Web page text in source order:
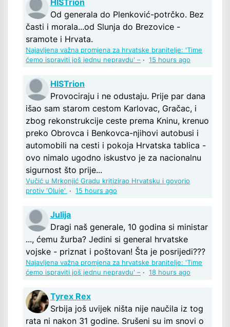
HISTrion
Od generala do Plenković-potrčko. Bez
časti i morala...od Slunja do Brezovice -
sramote i Hrvata.
Najavljena važna promjena za hrvatske branitelje: 'Time
ćemo ispraviti još jednu nepravdu' – · 15 hours ago
HISTrion
Provociraju i ne odustaju. Prije par dana
išao sam starom cestom Karlovac, Gračac, i
zbog rekonstrukcije ceste prema Kninu, krenuo
preko Obrovca i Benkovca-njihovi autobusi i
automobili na cesti i pokoja Hrvatska tablica -
ovo nimalo ugodno iskustvo je za nacionalnu
sigurnost što prije...
Vučić u Mrkonjić Gradu kritizirao Hrvatsku i govorio
protiv ‘Oluje’ · 15 hours ago
Julija
Dragi naš generale, 10 godina si ministar
..., ćemu žurba? Jedini si general hrvatske
vojske - priznat i poštovan! Šta je posrijedi???
Najavljena važna promjena za hrvatske branitelje: 'Time
ćemo ispraviti još jednu nepravdu' – · 18 hours ago
Tyrex Rex
Srbija još uvijek ništa nije naučila iz tog
rata ni nakon 31 godine. Srušeni su im snovi o